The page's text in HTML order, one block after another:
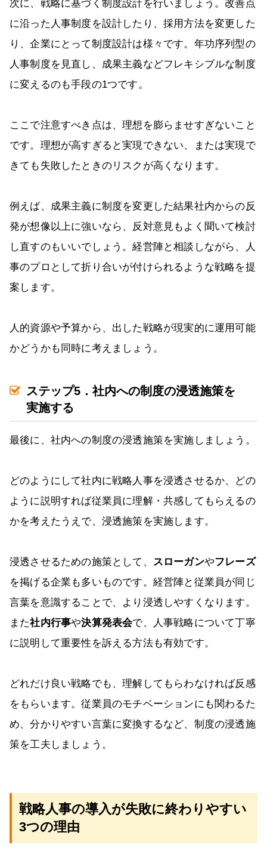
次に、戦略に基づく制度設計を行いましょう。改善点
に沿った人事制度を設計したり、採用方法を変更した
り、企業にとって制度設計は様々です。年功序列型の
人事制度を見直し、成果主義などフレキシブルな制度
に変えるのも手段の1つです。
ここで注意すべき点は、理想を膨らませすぎないこと
です。理想が高すぎると実現できない、または実現で
きても失敗したときのリスクが高くなります。
例えば、成果主義に制度を変更した結果社内からの反
発が想像以上に強いなら、反対意見もよく聞いて検討
し直すのもいいでしょう。経営陣と相談しながら、人
事のプロとして折り合いが付けられるような戦略を提
案します。
人的資源や予算から、出した戦略が現実的に運用可能
かどうかも同時に考えましょう。
ステップ5．社内への制度の浸透施策を
実施する
最後に、社内への制度の浸透施策を実施しましょう。
どのようにして社内に戦略人事を浸透させるか、どの
ように説明すれば従業員に理解・共感してもらえるの
かを考えたうえで、浸透施策を実施します。
浸透させるための施策として、 スローガンやフレーズ
を掲げる企業も多いものです。経営陣と従業員が同じ
言葉を意識することで、より浸透しやすくなります。
また社内行事や決算発表会で、人事戦略について丁寧
に説明して重要性を訴える方法も有効です。
どれだけ良い戦略でも、理解してもらわなければ反感
をもらいます。従業員のモチベーションにも関わるた
め、分かりやすい言葉に変換するなど、制度の浸透施
策を工夫しましょう。
戦略人事の導入が失敗に終わりやすい
3つの理由